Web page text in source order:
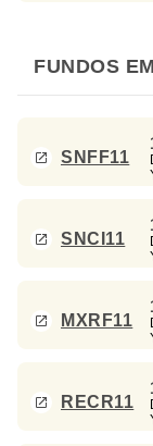
FUNDOS
SNFF11
SNCI11
MXRF11
RECR11